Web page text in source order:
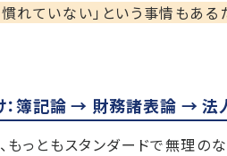
れていない」という事情もあ
：簿記論 → 財務諸表論 → 法
もっともスタンダードで無理の